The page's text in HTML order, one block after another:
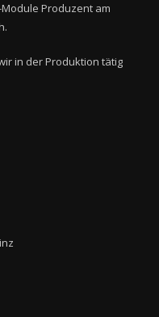
Produzent am
in der Produktion tätig